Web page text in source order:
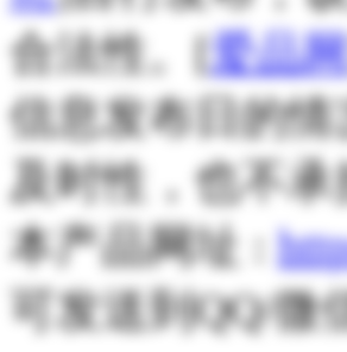
合法性。[爱品
信息发布日的
及时性，也不
本产品网址 :
可发送到QQ/微